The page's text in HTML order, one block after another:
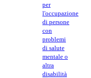
per
l'occupazione
di persone
con
problemi
di salute
mentale o
altra
disabilità